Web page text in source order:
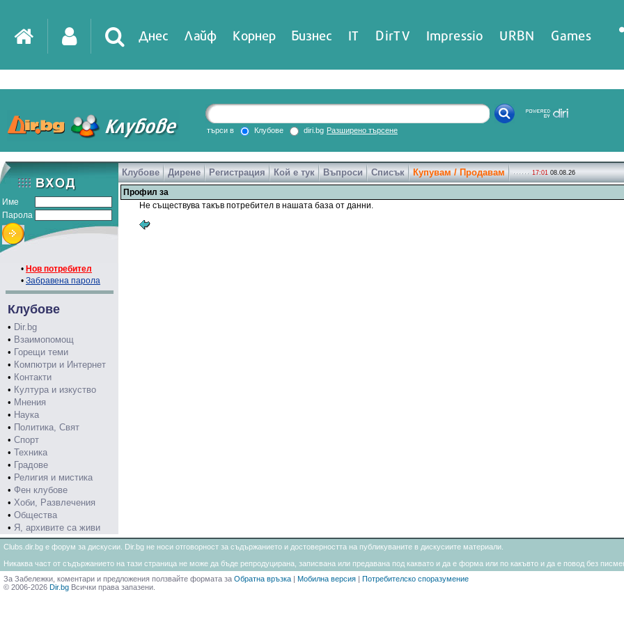
Днес Лайф Корнер Бизнес IT DirTV Impressio URBN Games
търси в Клубове diri.bg Разширено търсене
Име
Парола
• Нов потребител
• Забравена парола
Клубове
• Dir.bg
• Взаимопомощ
• Горещи теми
• Компютри и Интернет
• Контакти
• Култура и изкуство
• Мнения
• Наука
• Политика, Свят
• Спорт
• Техника
• Градове
• Религия и мистика
• Фен клубове
• Хоби, Развлечения
• Общества
• Я, архивите са живи
Клубове Дирене Регистрация Кой е тук Въпроси Списък Купувам / Продавам 17:01 08.08.26
Профил за
Не съществува такъв потребител в нашата база от данни.
Clubs.dir.bg е форум за дискусии. Dir.bg не носи отговорност за съдържанието и достоверността на публикуваните в дискусиите материали.
Никаква част от съдържанието на тази страница не може да бъде репродуцирана, записвана или предавана под каквато и да е форма или по какъвто и да е повод без
За Забележки, коментари и предложения ползвайте формата за Обратна връзка | Мобилна версия | Потребителско споразумение
© 2006-2026 Dir.bg Всички права запазени.